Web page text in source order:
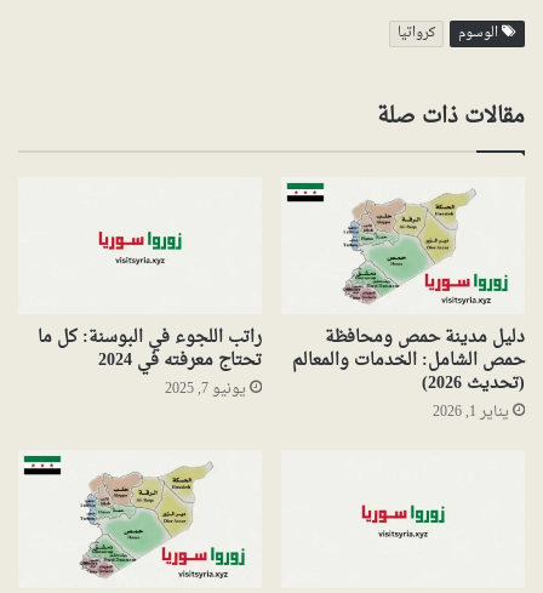
الوسوم كرواتيا
مقالات ذات صلة
دليل مدينة حمص ومحافظة
حمص الشامل: الخدمات والمعالم
(تحديث 2026)
يناير 1, 2026
راتب اللجوء في البوسنة: كل ما
تحتاج معرفته في 2024
يونيو 7, 2025